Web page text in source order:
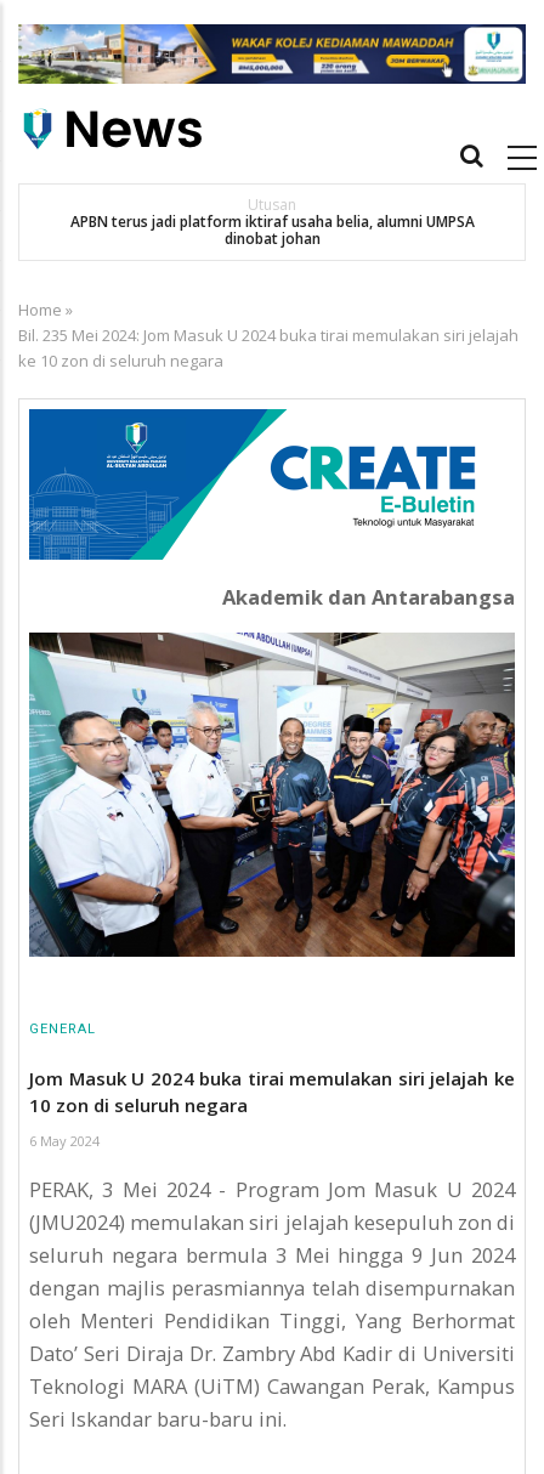
main
Main
Utusan
APBN terus jadi platform iktiraf usaha belia, alumni UMPSA
dinobat johan
Breadcrumb
Home »
Bil. 235 Mei 2024: Jom Masuk U 2024 buka tirai memulakan siri jelajah
ke 10 zon di seluruh negara
Akademik dan Antarabangsa
GENERAL
Jom Masuk U 2024 buka tirai memulakan siri jelajah ke
10 zon di seluruh negara
6 May 2024
PERAK, 3 Mei 2024 - Program Jom Masuk U 2024
(JMU2024) memulakan siri jelajah kesepuluh zon di
seluruh negara bermula 3 Mei hingga 9 Jun 2024
dengan majlis perasmiannya telah disempurnakan
oleh Menteri Pendidikan Tinggi, Yang Berhormat
Dato’ Seri Diraja Dr. Zambry Abd Kadir di Universiti
Teknologi MARA (UiTM) Cawangan Perak, Kampus
Seri Iskandar baru-baru ini.